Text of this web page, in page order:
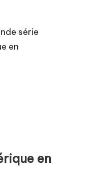
série
en
en